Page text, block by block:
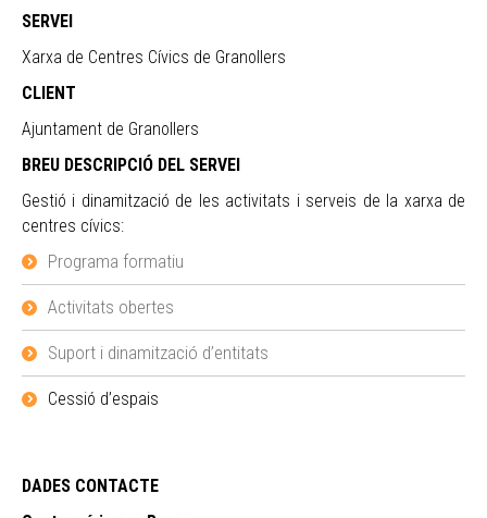
SERVEI
Xarxa de Centres Cívics de Granollers
CLIENT
Ajuntament de Granollers
BREU DESCRIPCIÓ DEL SERVEI
Gestió i dinamització de les activitats i serveis de la xarxa de
centres cívics:
Programa formatiu
Activitats obertes
Suport i dinamització d’entitats
Cessió d’espais
DADES CONTACTE